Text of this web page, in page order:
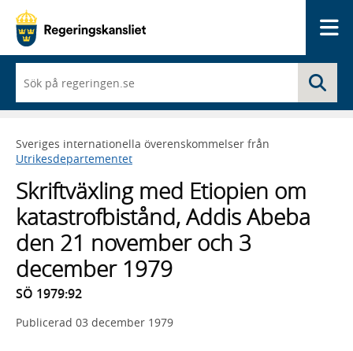
du
börjar
skriva
framträder
en
med
sökförslag
Sveriges internationella överenskommelser från
Utrikesdepartementet
Skriftväxling med Etiopien om
katastrofbistånd, Addis Abeba
den 21 november och 3
december 1979
SÖ 1979:92
Publicerad 03 december 1979